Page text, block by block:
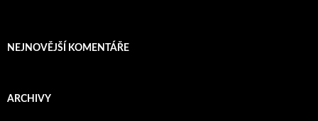
NEJNOVĚJŠÍ KOMENTÁŘE
ARCHIVY